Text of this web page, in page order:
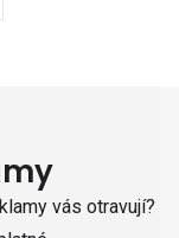
vás otravují?